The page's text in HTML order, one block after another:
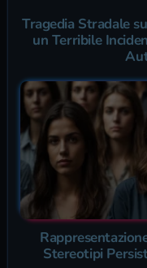
Tragedia Stradale
un Terribile
Stereotipi